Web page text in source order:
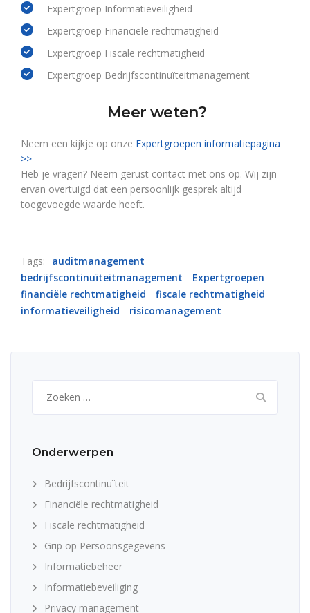
Expertgroep Informatieveiligheid
Expertgroep Financiële rechtmatigheid
Expertgroep Fiscale rechtmatigheid
Expertgroep Bedrijfscontinuïteitmanagement
Meer weten?
Neem een kijkje op onze Expertgroepen informatiepagina
>>
Heb je vragen? Neem gerust contact met ons op. Wij zijn
ervan overtuigd dat een persoonlijk gesprek altijd
toegevoegde waarde heeft.
Tags:
auditmanagement
bedrijfscontinuïteitmanagement
Expertgroepen
financiële rechtmatigheid
fiscale rechtmatigheid
informatieveiligheid
risicomanagement
naar:
Onderwerpen
Bedrijfscontinuïteit
Financiële rechtmatigheid
Fiscale rechtmatigheid
Grip op Persoonsgegevens
Informatiebeheer
Informatiebeveiliging
Privacy management